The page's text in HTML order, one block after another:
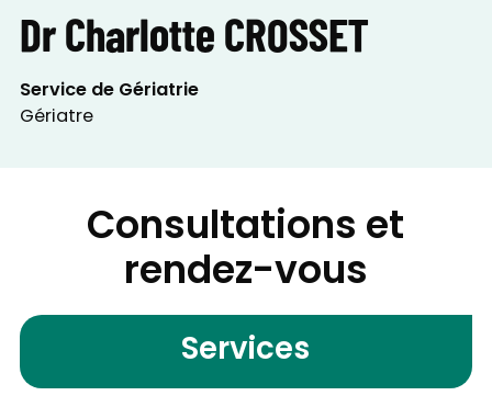
Dr Charlotte CROSSET
Service de Gériatrie
Gériatre
Consultations et
rendez-vous
Services